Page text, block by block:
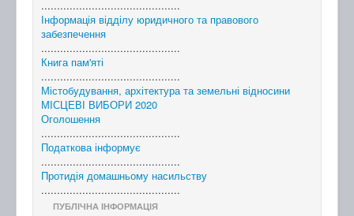
............................................
Інформація відділу юридичного та правового
забезпечення
............................................
Книга пам'яті
............................................
Містобудування, архітектура та земельні відносини
МІСЦЕВІ ВИБОРИ 2020
Оголошення
............................................
Податкова інформує
............................................
Протидія домашньому насильству
............................................
ПУБЛІЧНА ІНФОРМАЦІЯ